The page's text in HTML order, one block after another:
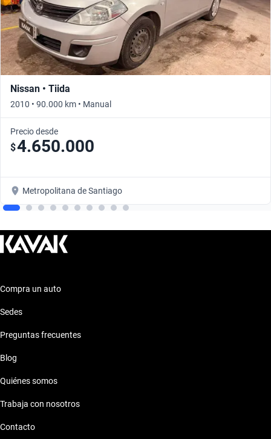
Nissan • Tiida
2010 • 90.000 km • Manual
Precio desde
$4.650.000
Metropolitana de Santiago
Compra un auto
Sedes
Preguntas frecuentes
Blog
Quiénes somos
Trabaja con nosotros
Contacto